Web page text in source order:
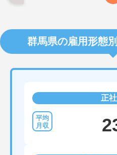
群馬県の雇用形態
正